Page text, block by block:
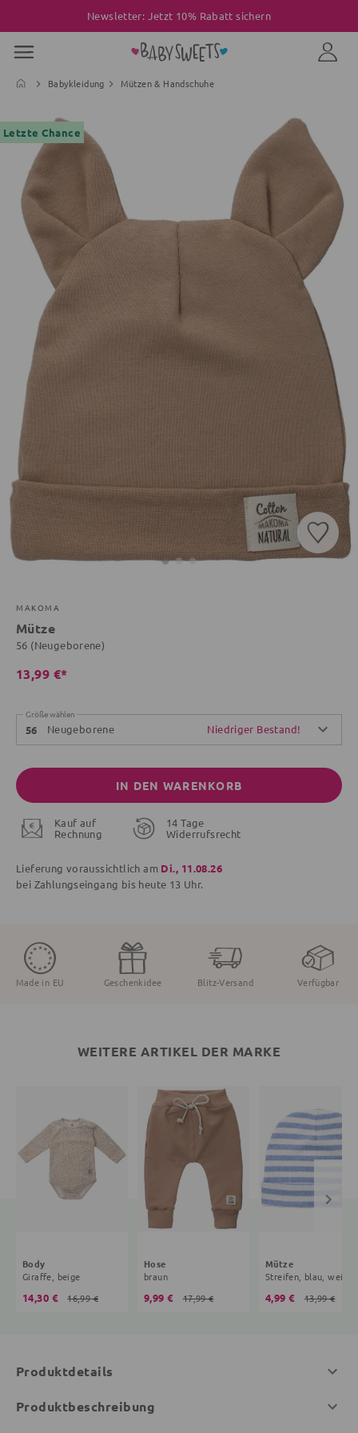
Newsletter: Jetzt 10% Rabatt sichern
Babykleidung Mützen & Handschuhe
Letzte Chance
MAKOMA
Mütze
56 (Neugeborene)
13,99 €*
Größe wählen
56 Neugeborene Niedriger Bestand!
IN DEN WARENKORB
Kauf auf
Rechnung
14 Tage
Widerrufsrecht
Lieferung voraussichtlich am Di., 11.08.26
bei Zahlungseingang bis heute 13 Uhr.
Made in EU Geschenkidee Blitz-Versand Verfügbar
WEITERE ARTIKEL DER MARKE
Body
Giraffe, beige
14,30 € 16,99 €
Hose
braun
9,99 € 17,99 €
Mütze
Streifen, blau, weiß
4,99 € 13,99 €
Produktdetails
Produktbeschreibung